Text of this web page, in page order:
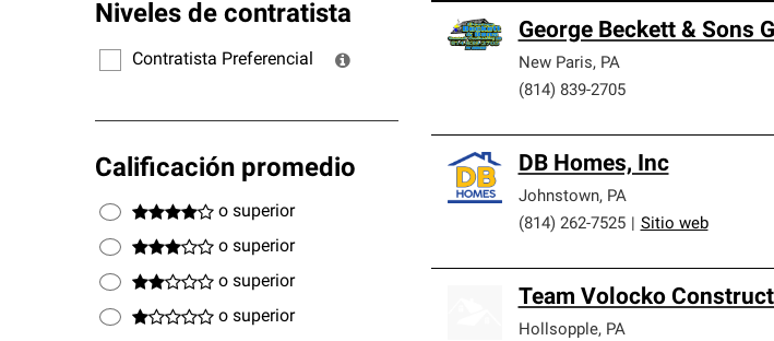
Niveles de contratista
Contratista Preferencial
Calificación promedio
o superior
o superior
o superior
o superior
cumplen con altos estándares y
George Beckett & Sons
New Paris, PA
(814) 839-2705
DB Homes, Inc
Johnstown, PA
(814) 262-7525
Sitio web
Team Volocko
Hollsopple, PA